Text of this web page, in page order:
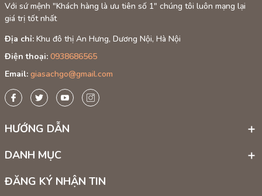
Với sứ mệnh "Khách hàng là ưu tiên số 1" chúng tôi luôn mạng lại
giá trị tốt nhất
Địa chỉ: Khu đô thị An Hưng, Dương Nội, Hà Nội
Điện thoại: 0938686565
Email: giasachgo@gmail.com
HƯỚNG DẪN
DANH MỤC
ĐĂNG KÝ NHẬN TIN